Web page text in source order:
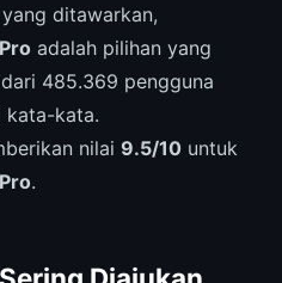
ditawarkan,
adalah pilihan yang
485.369 pengguna
kata-kata.
nilai 9.5/10 untuk
.